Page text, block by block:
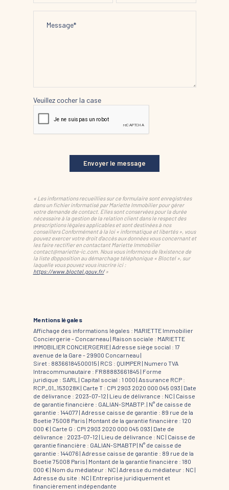
Veuillez cocher la case
Envoyer le message
« Les informations recueillies sur ce formulaire sont enregistrées
dans un fichier informatisé par Mariette Immobilier pour gérer
votre demande de contact. Elles sont conservées pour la durée
nécessaire à la gestion de la relation client dans le respect des
prescriptions légales applicables et sont destinées à nos
conseillers Conformément à la loi « informatique et libertés », vous
pouvez exercer votre droit d'accès aux données vous concernant et
les faire rectifier en contactant Mariette Immobilier
contact@mariette-ic.com. Nous vous informons de l'existence de
la liste d'opposition au démarchage téléphonique « Bloctel », sur
laquelle vous pouvez vous inscrire ici :
https://www.bloctel.gouv.fr/»
Mentions légales
Affichage des informations légales : MARIETTE Immobilier
Conciergerie - Concarneau | Raison sociale : MARIETTE
IMMOBILIER CONCIERGERIE | Adresse siège social : 17
avenue de la Gare - 29900 Concarneau |
Siret : 88366184500015 | RCS : QUIMPER | Numero TVA
Intracommunautaire : FR88883661845 | Forme
juridique : SARL | Capital social : 1 000 | Assurance RCP :
RCP_01_153028K | Carte T : CPI 2903 2020 000 045 093 | Date
de délivrance : 2023-07-12 | Lieu de délivrance : NC | Caisse
de garantie financière : GALIAN-SMABTP. | N° de caisse de
garantie : 144077 | Adresse caisse de garantie : 89 rue de la
Boetie 75008 Paris | Montant de la garantie financière : 120
000 € | Carte G : CPI 2903 2020 000 045 093 | Date de
délivrance : 2023-07-12 | Lieu de délivrance : NC | Caisse de
garantie financière : GALIAN-SMABTP | N° de caisse de
garantie : 144076 | Adresse caisse de garantie : 89 rue de la
Boetie 75008 Paris | Montant de la garantie financière : 180
000 € | Nom du médiateur : NC | Adresse du médiateur : NC |
Adresse du site : NC | Entreprise juridiquement et
financièrement indépendante